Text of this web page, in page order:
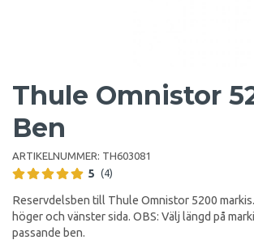
Thule Omnistor
Ben
ARTIKELNUMMER: TH603081
5 (4)
Reservdelsben till Thule Omnistor 5200
höger och vänster sida. OBS: Välj längd på
passande ben.